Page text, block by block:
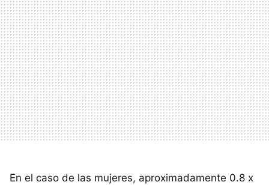
En el caso de las mujeres, aproximadamente 0.8 x